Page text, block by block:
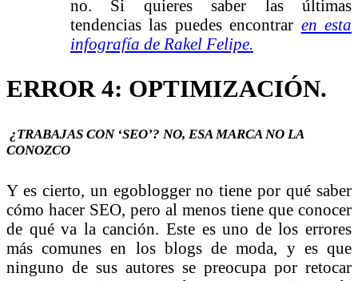
no. Si quieres saber las últimas
tendencias las puedes encontrar en esta
infografía de Rakel Felipe.
ERROR 4: OPTIMIZACIÓN.
¿TRABAJAS CON ‘SEO’? NO, ESA MARCA NO LA
CONOZCO
Y es cierto, un egoblogger no tiene por qué saber
cómo hacer SEO, pero al menos tiene que conocer
de qué va la canción. Este es uno de los errores
más comunes en los blogs de moda, y es que
ninguno de sus autores se preocupa por retocar